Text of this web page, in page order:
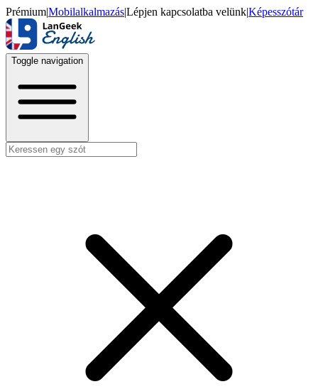
Prémium|Mobilalkalmazás|Lépjen kapcsolatba velünk|Képesszótár
Toggle navigation